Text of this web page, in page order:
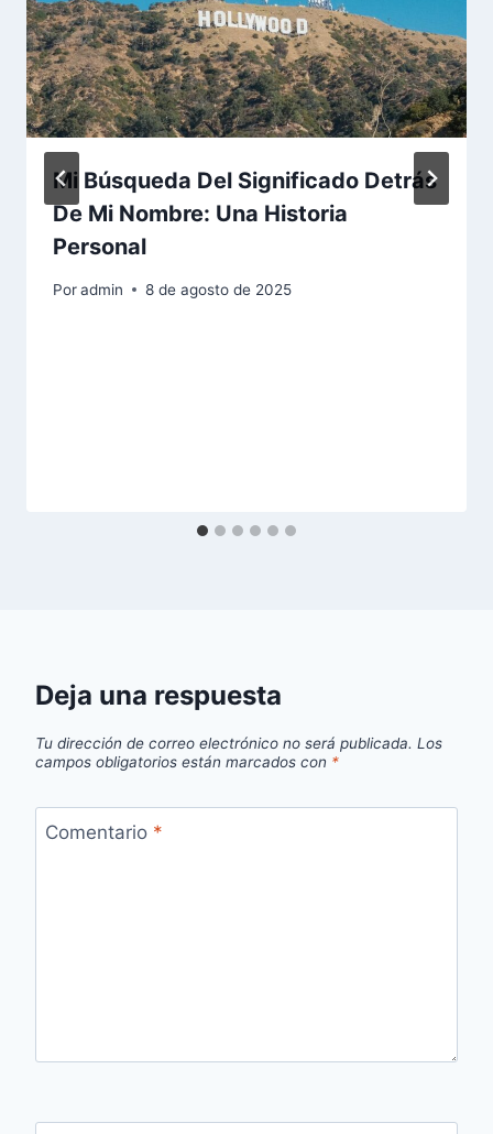
Mi Búsqueda Del Significado Detrás
De Mi Nombre: Una Historia
Personal
Poradmin 8 de agosto de 2025
Deja una respuesta
Tu dirección de correo electrónico no será publicada. Los
campos obligatorios están marcados con *
Comentario *